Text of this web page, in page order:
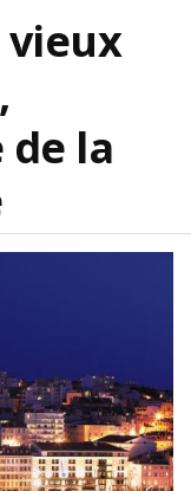
vieux
la